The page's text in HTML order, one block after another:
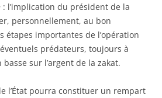
: l’implication du président de la
personnellement, au bon
étapes importantes de l’opération
prédateurs, toujours à
sur l’argent de la zakat.
l’État pourra constituer un rempart